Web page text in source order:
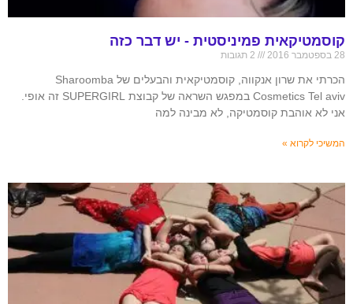
קוסמטיקאית פמיניסטית - יש דבר כזה
28 בספטמבר 2016
הכרתי את שרון אנקווה, קוסמטיקאית והבעלים של Sharoomba
Cosmetics Tel aviv במפגש השראה של קבוצת SUPERGIRL זה אופי.
אני לא אוהבת קוסמטיקה, לא מבינה למה
המשיכי לקרוא »